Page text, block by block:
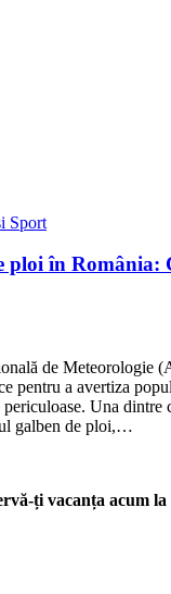
Sport
ploi în România:
de Meteorologie
pentru a avertiza
Una dintre
galben de ploi,…
ți vacanța acum